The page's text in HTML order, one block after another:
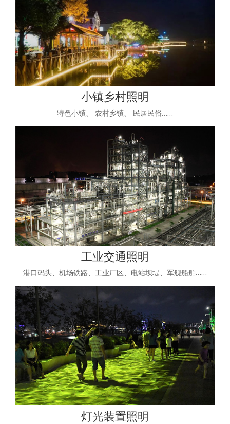
小镇乡村照明
特色小镇、 农村乡镇、 民居民俗……
工业交通照明
港口码头、机场铁路、工业厂区、电站坝堤、军舰船舶……
灯光装置照明